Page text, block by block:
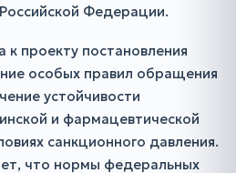
Федерации.
к проекту постановления
особых правил обращения
устойчивости
и фармацевтической
санкционного давления.
что нормы федеральных